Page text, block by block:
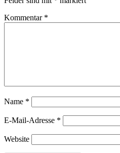
Kommentar *
Name *
E-Mail-Adresse *
Website